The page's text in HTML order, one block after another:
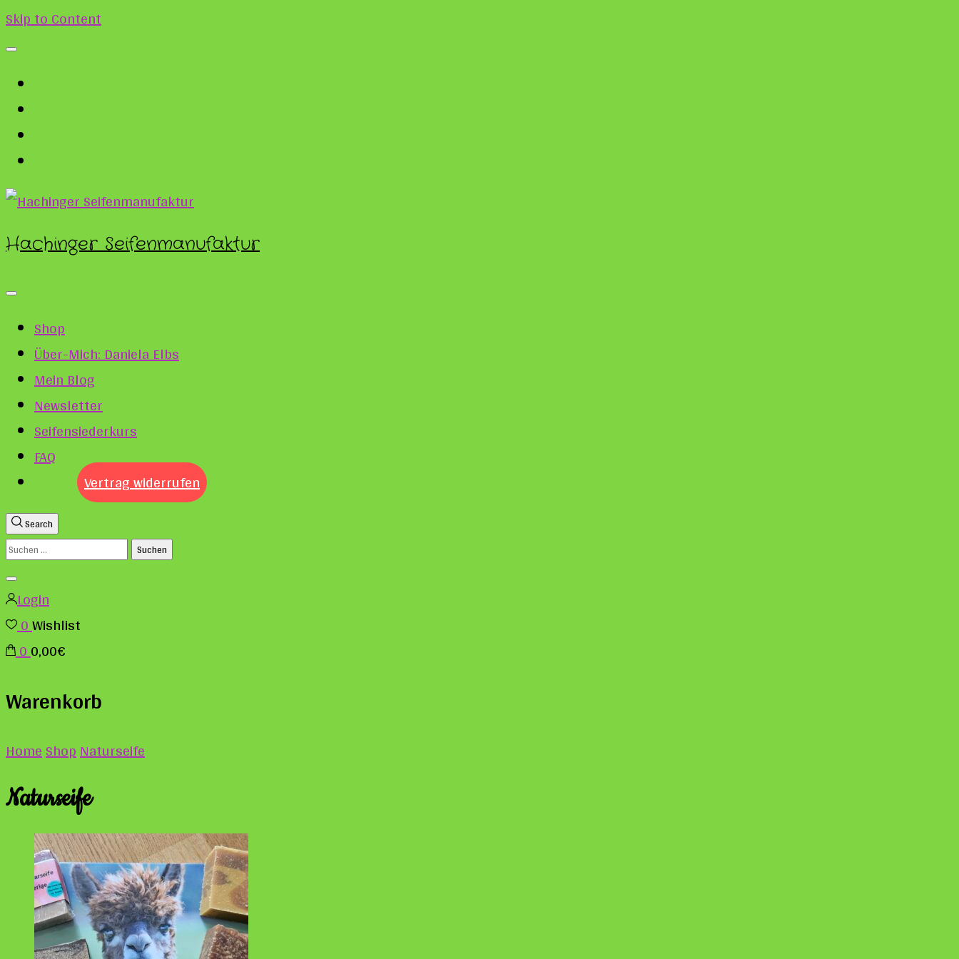
Skip to Content
Hachinger Seifenmanufaktur
Shop
Über-Mich: Daniela Elbs
Mein Blog
Newsletter
Seifensiederkurs
FAQ
Vertrag widerrufen
Search
Suchen
nach:
Login
0Wishlist
00,00€
Warenkorb
HomeShopNaturseife
Naturseife